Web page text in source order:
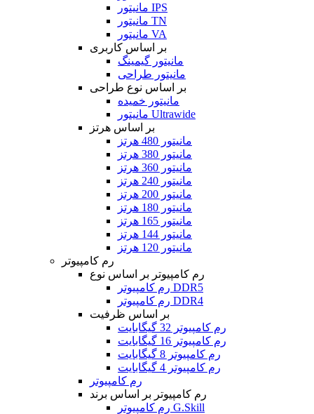
مانیتور IPS
مانیتور TN
مانیتور VA
بر اساس کاربری
مانیتور گیمینگ
مانیتور طراحی
بر اساس نوع طراحی
مانیتور خمیده
مانیتور Ultrawide
بر اساس هرتز
مانیتور 480 هرتز
مانیتور 380 هرتز
مانیتور 360 هرتز
مانیتور 240 هرتز
مانیتور 200 هرتز
مانیتور 180 هرتز
مانیتور 165 هرتز
مانیتور 144 هرتز
مانیتور 120 هرتز
رم کامپیوتر
رم کامپیوتر بر اساس نوع
رم کامپیوتر DDR5
رم کامپیوتر DDR4
بر اساس ظرفیت
رم کامپیوتر 32 گیگابایت
رم کامپیوتر 16 گیگابایت
رم کامپیوتر 8 گیگابایت
رم کامپیوتر 4 گیگابایت
رم کامپیوتر
رم کامپیوتر بر اساس برند
رم کامپیوتر G.Skill